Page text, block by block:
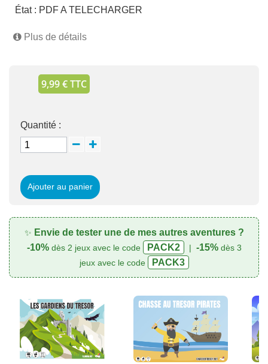
État : PDF A TELECHARGER
Plus de détails
9,99 € TTC
Quantité :
Ajouter au panier
✨ Envie de tester une de mes autres aventures ?
-10%dès 2 jeux avec le code PACK2 | -15%dès 3
jeux avec le code
PACK3